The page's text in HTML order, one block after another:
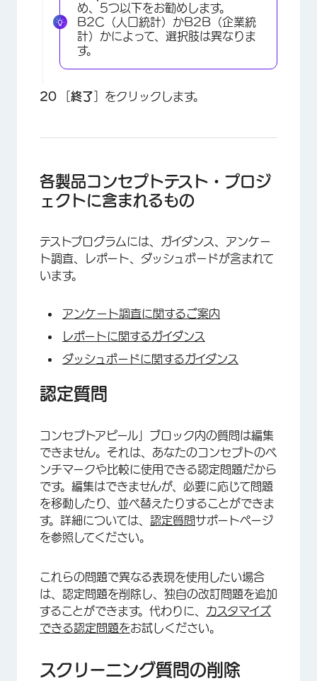
×
め、5つ以下をお勧めします。
B2C（人口統計）かB2B（企業統
計）かによって、選択肢は異なりま
す。
終了 ］をクリックします。
各製品コンセプトテスト・プロジ
ェクトに含まれるもの
テストプログラムには、ガイダンス、アンケー
ト調査、レポート、ダッシュボードが含まれて
います。
アンケート調査に関するご案内
レポートに関するガイダンス
ダッシュボードに関するガイダンス
認定質問
コンセプトアピール」ブロック内の質問は編集
できません。それは、あなたのコンセプトのベ
ンチマークや比較に使用できる認定問題だから
です。編集はできませんが、必要に応じて問題
を移動したり、並べ替えたりすることができま
す。詳細については、 認定質問サポートページ
を参照してください。
これらの問題で異なる表現を使用したい場合
は、認定問題を削除し、独自の改訂問題を追加
することができます。代わりに、 カスタマイズ
できる認定問題をお試しください。
スクリーニング質問の削除